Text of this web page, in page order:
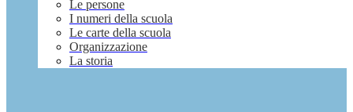
Le persone
I numeri della scuola
Le carte della scuola
Organizzazione
La storia